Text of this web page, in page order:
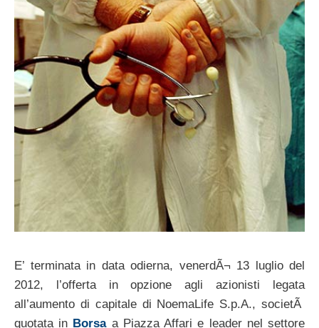
E’ terminata in data odierna, venerdÃ¬ 13 luglio del
2012, l’offerta in opzione agli azionisti legata
all’aumento di capitale di NoemaLife S.p.A., societÃ
quotata in Borsaa Piazza Affari e leader nel settore